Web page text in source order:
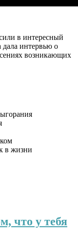
в интересный
интервью о
возникающих
в жизни
что у тебя